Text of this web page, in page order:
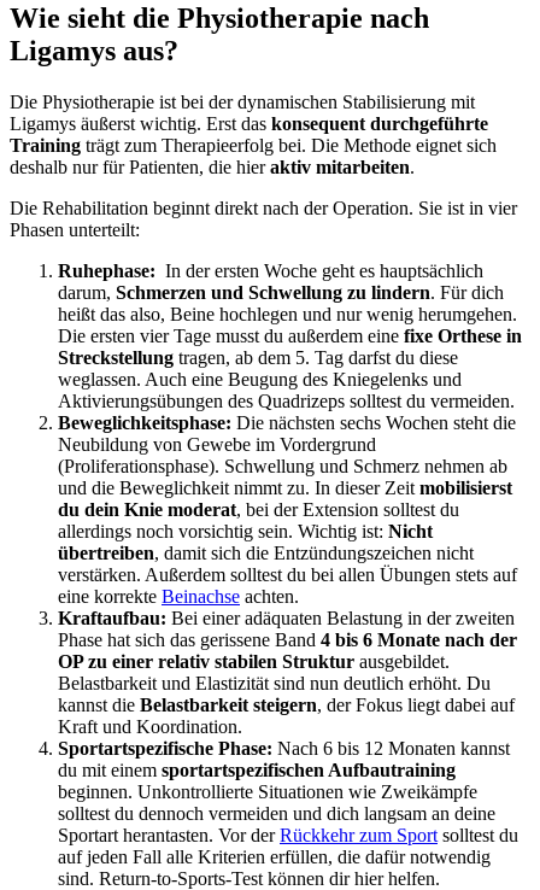
Wie sieht die Physiotherapie nach
Ligamys aus?
Die Physiotherapie ist bei der dynamischen Stabilisierung mit
Ligamys äußerst wichtig. Erst das konsequent durchgeführte
Training trägt zum Therapieerfolg bei. Die Methode eignet sich
deshalb nur für Patienten, die hieraktiv mitarbeiten.
Die Rehabilitation beginnt direkt nach der Operation. Sie ist in vier
Phasen unterteilt:
Ruhephase: In der ersten Woche geht es hauptsächlich
darum, Schmerzen und Schwellung zu lindern. Für dich
heißt das also, Beine hochlegen und nur wenig herumgehen.
Die ersten vier Tage musst du außerdem eine fixe Orthese in
Streckstellung tragen, ab dem 5. Tag darfst du diese
weglassen. Auch eine Beugung des Kniegelenks und
Aktivierungsübungen des Quadrizeps solltest du vermeiden.
Beweglichkeitsphase: Die nächsten sechs Wochen steht die
Neubildung von Gewebe im Vordergrund
(Proliferationsphase). Schwellung und Schmerz nehmen ab
und die Beweglichkeit nimmt zu. In dieser Zeit mobilisierst
du dein Knie moderat, bei der Extension solltest du
allerdings noch vorsichtig sein. Wichtig ist: Nicht
übertreiben, damit sich die Entzündungszeichen nicht
verstärken. Außerdem solltest du bei allen Übungen stets auf
eine korrekte Beinachse achten.
Kraftaufbau: Bei einer adäquaten Belastung in der zweiten
Phase hat sich das gerissene Band 4 bis 6 Monate nach der
OP zu einer relativ stabilen Struktur ausgebildet.
Belastbarkeit und Elastizität sind nun deutlich erhöht. Du
kannst die Belastbarkeit steigern, der Fokus liegt dabei auf
Kraft und Koordination.
Sportartspezifische Phase: Nach 6 bis 12 Monaten kannst
du mit einem sportartspezifischen Aufbautraining
beginnen. Unkontrollierte Situationen wie Zweikämpfe
solltest du dennoch vermeiden und dich langsam an deine
Sportart herantasten. Vor derRückkehr zum Sport solltest du
auf jeden Fall alle Kriterien erfüllen, die dafür notwendig
sind. Return-to-Sports-Test können dir hier helfen.